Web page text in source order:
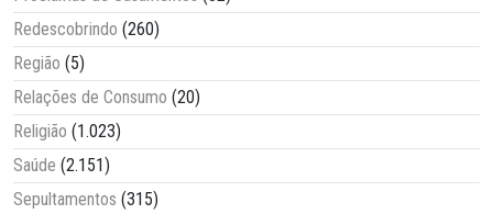
Redescobrindo (260)
Região (5)
Relações de Consumo (20)
Religião (1.023)
Saúde (2.151)
Sepultamentos (315)